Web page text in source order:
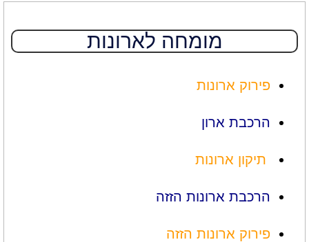
מומחה לארונות
פירוק ארונות
הרכבת ארון
תיקון ארונות
הרכבת ארונות הזזה
פירוק ארונות הזזה